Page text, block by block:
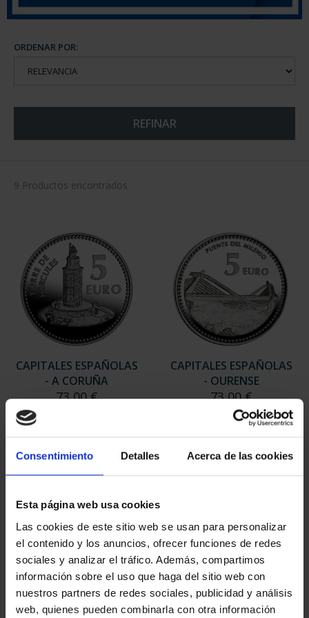
Consentimiento Detalles Acerca de las cookies
Esta página web usa cookies
Las cookies de este sitio web se usan para personalizar
el contenido y los anuncios, ofrecer funciones de redes
sociales y analizar el tráfico. Además, compartimos
información sobre el uso que haga del sitio web con
nuestros partners de redes sociales, publicidad y análisis
web, quienes pueden combinarla con otra información
ORDENAR POR:
REFINAR
9 Productos encontrados
CAPITALES ESPAÑOLAS
- A CORUÑA
73,00 €
CAPITALES ESPAÑOLAS
- OURENSE
73,00 €
CAPITALES ESPAÑOLAS
SUSCRIPCIÓN